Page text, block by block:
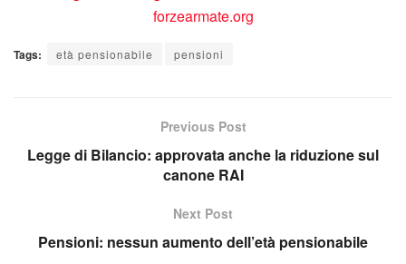
Tags: età pensionabile pensioni
Previous Post
Legge di Bilancio: approvata anche la riduzione sul
canone RAI
Next Post
Pensioni: nessun aumento dell’età pensionabile